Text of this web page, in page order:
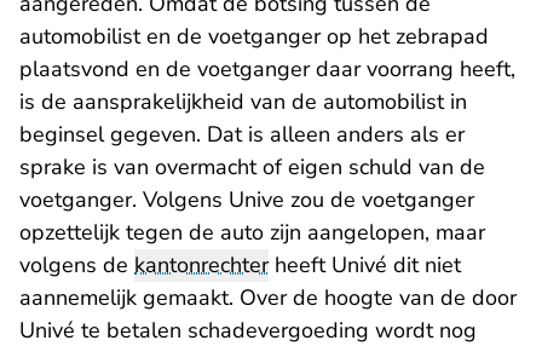
automobilist en de voetganger op het zebrapad
plaatsvond en de voetganger daar voorrang heeft,
is de aansprakelijkheid van de automobilist in
beginsel gegeven. Dat is alleen anders als er
sprake is van overmacht of eigen schuld van de
voetganger. Volgens Unive zou de voetganger
opzettelijk tegen de auto zijn aangelopen, maar
volgens de kantonrechterheeft Univé dit niet
aannemelijk gemaakt. Over de hoogte van de door
Univé te betalen schadevergoeding wordt nog